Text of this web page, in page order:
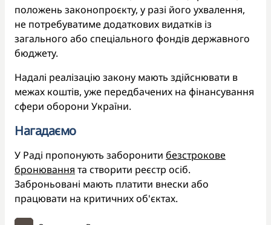
положень законопроєкту, у разі його ухвалення,
не потребуватиме додаткових видатків із
загального або спеціального фондів державного
бюджету.
Надалі реалізацію закону мають здійснювати в
межах коштів, уже передбачених на фінансування
сфери оборони України.
Нагадаємо
У Раді пропонують заборонити безстрокове
бронювання та створити реєстр осіб.
Заброньовані мають платити внески або
працювати на критичних об'єктах.